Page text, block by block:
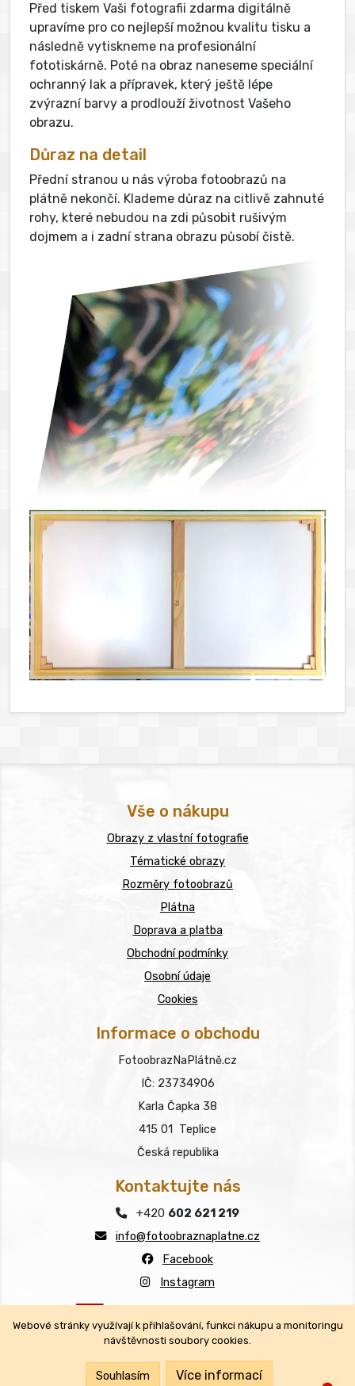
Před tiskem Vaši fotografii zdarma digitálně
upravíme pro co nejlepší možnou kvalitu tisku a
následně vytiskneme na profesionální
fototiskárně. Poté na obraz naneseme speciální
ochranný lak a přípravek, který ještě lépe
zvýrazní barvy a prodlouží životnost Vašeho
obrazu.
Důraz na detail
Přední stranou u nás výroba fotoobrazů na
plátně nekončí. Klademe důraz na citlivě zahnuté
rohy, které nebudou na zdi působit rušivým
dojmem a i zadní strana obrazu působí čistě.
Kontaktujte nás
+420 602 621 219
info@fotoobraznaplatne.cz
Facebook
Instagram
Všechna práva vyhrazena.
Vše o nákupu
Obrazy z vlastní fotografie
Tématické obrazy
Rozměry fotoobrazů
Plátna
Doprava a platba
Obchodní podmínky
Osobní údaje
Cookies
Informace o obchodu
FotoobrazNaPlátně.cz
IČ: 23734906
Karla Čapka 38
415 01 Teplice
Česká republika
Webové stránky využívají k přihlašování, funkci nákupu a monitoringu
návštěvnosti soubory cookies.
Souhlasím Více informací